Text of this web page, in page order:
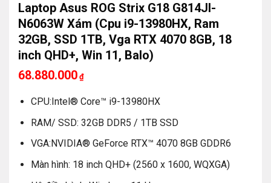
Laptop Asus ROG Strix G18 G814JI-
N6063W Xám (Cpu i9-13980HX, Ram
32GB, SSD 1TB, Vga RTX 4070 8GB, 18
inch QHD+, Win 11, Balo)
68.880.000 ₫
CPU:Intel® Core™ i9-13980HX
RAM/ SSD: 32GB DDR5 / 1TB SSD
VGA:NVIDIA® GeForce RTX™ 4070 8GB GDDR6
Màn hình: 18 inch QHD+ (2560 x 1600, WQXGA)